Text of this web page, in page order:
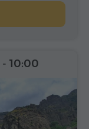
- 10:00